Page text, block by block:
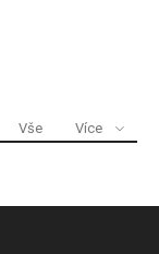
Vše Více